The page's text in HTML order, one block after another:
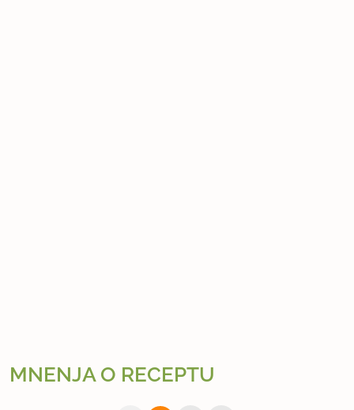
MNENJA O RECEPTU